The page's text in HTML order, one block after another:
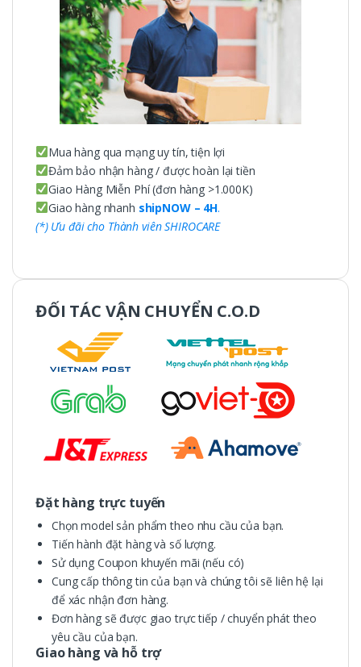
Mua hàng qua mạng uy tín, tiện lợi
Đảm bảo nhận hàng / được hoàn lại tiền
Giao Hàng Miễn Phí (đơn hàng >1.000K)
Giao hàng nhanh shipNOW – 4H.
(*) Ưu đãi cho Thành viên SHIROCARE
ĐỐI TÁC VẬN CHUYỂN C.O.D
Đặt hàng trực tuyến
Chọn model sản phẩm theo nhu cầu của bạn.
Tiến hành đặt hàng và số lượng.
Sử dụng Coupon khuyến mãi (nếu có)
Cung cấp thông tin của bạn và chúng tôi sẽ liên hệ lại
để xác nhận đơn hàng.
Đơn hàng sẽ được giao trực tiếp / chuyển phát theo
yêu cầu của bạn.
Giao hàng và hỗ trợ